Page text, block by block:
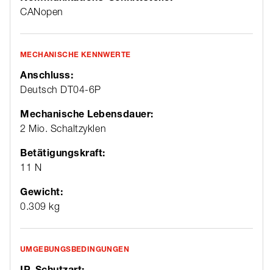
CANopen
MECHANISCHE KENNWERTE
Anschluss:
Deutsch DT04-6P
Mechanische Lebensdauer:
2 Mio. Schaltzyklen
Betätigungskraft:
11 N
Gewicht:
0.309 kg
UMGEBUNGSBEDINGUNGEN